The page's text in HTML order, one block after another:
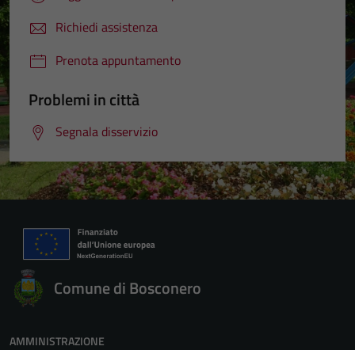
Richiedi assistenza
Prenota appuntamento
Problemi in città
Segnala disservizio
Comune di Bosconero
AMMINISTRAZIONE